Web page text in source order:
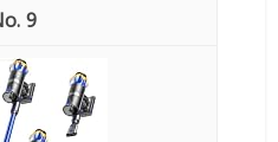
9